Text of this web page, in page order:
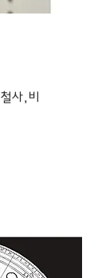
사,비